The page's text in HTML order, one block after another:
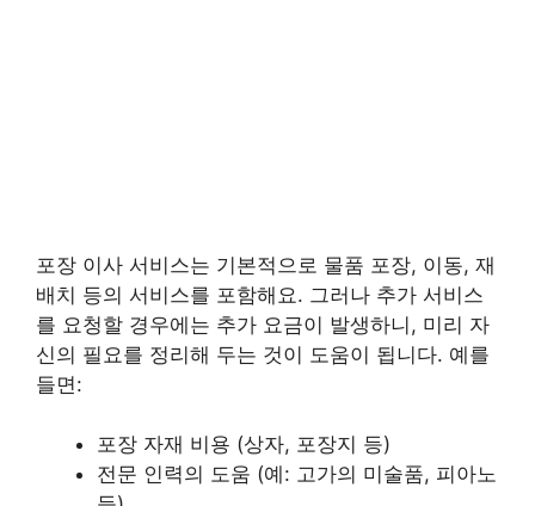
포장 이사 서비스는 기본적으로 물품 포장, 이동, 재
배치 등의 서비스를 포함해요. 그러나 추가 서비스
를 요청할 경우에는 추가 요금이 발생하니, 미리 자
신의 필요를 정리해 두는 것이 도움이 됩니다. 예를
들면:
포장 자재 비용 (상자, 포장지 등)
전문 인력의 도움 (예: 고가의 미술품, 피아노